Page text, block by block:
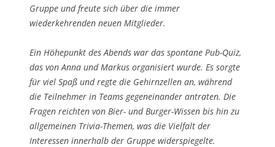
Gruppe und freute sich über die immer
wiederkehrenden neuen Mitglieder.
Ein Höhepunkt des Abends war das spontane Pub-Quiz,
das von Anna und Markus organisiert wurde. Es sorgte
für viel Spaß und regte die Gehirnzellen an, während
die Teilnehmer in Teams gegeneinander antraten. Die
Fragen reichten von Bier- und Burger-Wissen bis hin zu
allgemeinen Trivia-Themen, was die Vielfalt der
Interessen innerhalb der Gruppe widerspiegelte.